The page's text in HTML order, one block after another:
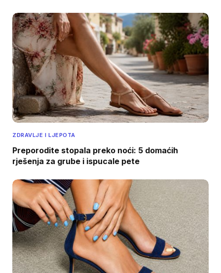
ZDRAVLJE I LJEPOTA
Preporodite stopala preko noći: 5 domaćih
rješenja za grube i ispucale pete